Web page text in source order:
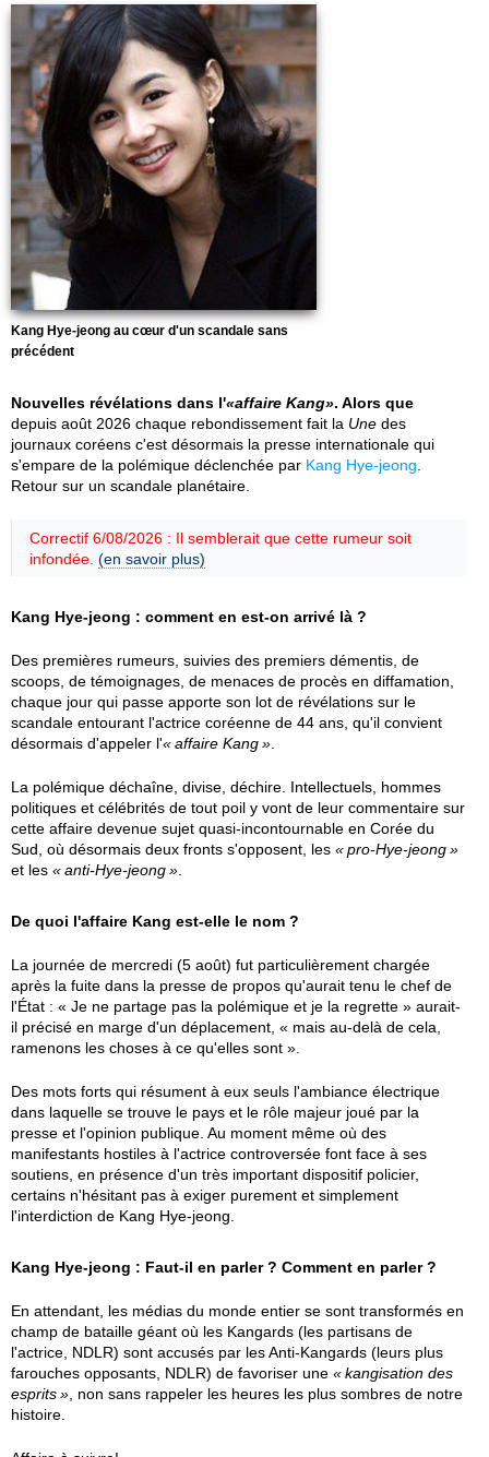
Kang Hye-jeong au cœur d'un scandale sans
précédent
Nouvelles révélations dans l' affaire Kang . Alors que
depuis août 2026 chaque rebondissement fait la Une des
journaux coréens c'est désormais la presse internationale qui
s'empare de la polémique déclenchée par Kang Hye-jeong
Retour sur un scandale planétaire.
Correctif 6/08/2026 : Il semblerait que cette rumeur soit
infondée. (en savoir plus)
Kang Hye-jeong : comment en est-on arrivé là ?
Des premières rumeurs, suivies des premiers démentis, de
scoops, de témoignages, de menaces de procès en diffamation,
chaque jour qui passe apporte son lot de révélations sur le
scandale entourant l'actrice coréenne de 44 ans, qu'il convient
désormais d'appeler l'
affaire Kang .
La polémique déchaîne, divise, déchire. Intellectuels, hommes
politiques et célébrités de tout poil y vont de leur commentaire sur
cette affaire devenue sujet quasi-incontournable en Corée du
Sud, où désormais deux fronts s'opposent, les
pro-Hye-jeong
et les
anti-Hye-jeong .
De quoi l'affaire Kang est-elle le nom ?
La journée de mercredi (5 août) fut particulièrement chargée
après la fuite dans la presse de propos qu'aurait tenu le chef de
l'État : « Je ne partage pas la polémique et je la regrette » aurait-
il précisé en marge d'un déplacement, « mais au-delà de cela,
ramenons les choses à ce qu'elles sont ».
Des mots forts qui résument à eux seuls l'ambiance électrique
dans laquelle se trouve le pays et le rôle majeur joué par la
presse et l'opinion publique. Au moment même où des
manifestants hostiles à l'actrice controversée font face à ses
soutiens, en présence d'un très important dispositif policier,
certains n'hésitant pas à exiger purement et simplement
l'interdiction de Kang Hye-jeong.
Kang Hye-jeong : Faut-il en parler ? Comment en parler ?
En attendant, les médias du monde entier se sont transformés en
champ de bataille géant où les Kangards (les partisans de
l'actrice, NDLR) sont accusés par les Anti-Kangards (leurs plus
farouches opposants, NDLR) de favoriser une
kangisation des
esprits
, non sans rappeler les heures les plus sombres de notre
histoire.